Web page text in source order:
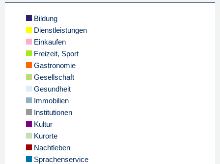
Bildung
Dienstleistungen
Einkaufen
Freizeit, Sport
Gastronomie
Gesellschaft
Gesundheit
Immobilien
Institutionen
Kultur
Kurorte
Nachtleben
Sprachenservice